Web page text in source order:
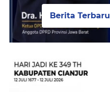
Berita Terbaru